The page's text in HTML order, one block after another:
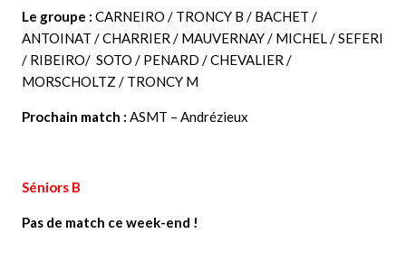
Le groupe : CARNEIRO / TRONCY B / BACHET /
ANTOINAT / CHARRIER / MAUVERNAY / MICHEL / SEFERI
/ RIBEIRO/ SOTO / PENARD / CHEVALIER /
MORSCHOLTZ / TRONCY M
Prochain match : ASMT – Andrézieux
Séniors B
Pas de match ce week-end !